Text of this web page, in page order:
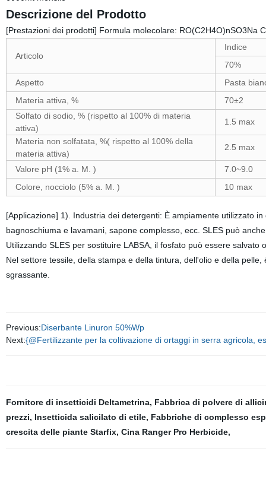
Descrizione del Prodotto
[Prestazioni dei prodotti] Formula molecolare: RO(C2H4O)nSO3Na
Articolo
Indice
70%
Aspetto
Pasta
Materia attiva, %
70±2
Solfato di sodio, % (rispetto al 100% di materia
attiva)
1.5 max
Materia non solfatata, %( rispetto al 100% della
materia attiva)
2.5 max
Valore pH (1% a. M. )
7.0~9.0
Colore, nocciolo (5% a. M. )
10 max
[Applicazione] 1). Industria dei detergenti: È ampiamente utilizzato
bagnoschiuma e lavamani, sapone complesso, ecc. SLES può
Utilizzando SLES per sostituire LABSA, il fosfato può essere
Nel settore tessile, della stampa e della tintura, dell'olio e della
sgrassante.
Previous:Diserbante Linuron 50%Wp
Next:{@Fertilizzante per la coltivazione di ortaggi in serra agricola,
Fornitore di insetticidi Deltametrina, Fabbrica di polvere di
prezzi, Insetticida salicilato di etile, Fabbriche di complesso
crescita delle piante Starfix, Cina Ranger Pro Herbicide,